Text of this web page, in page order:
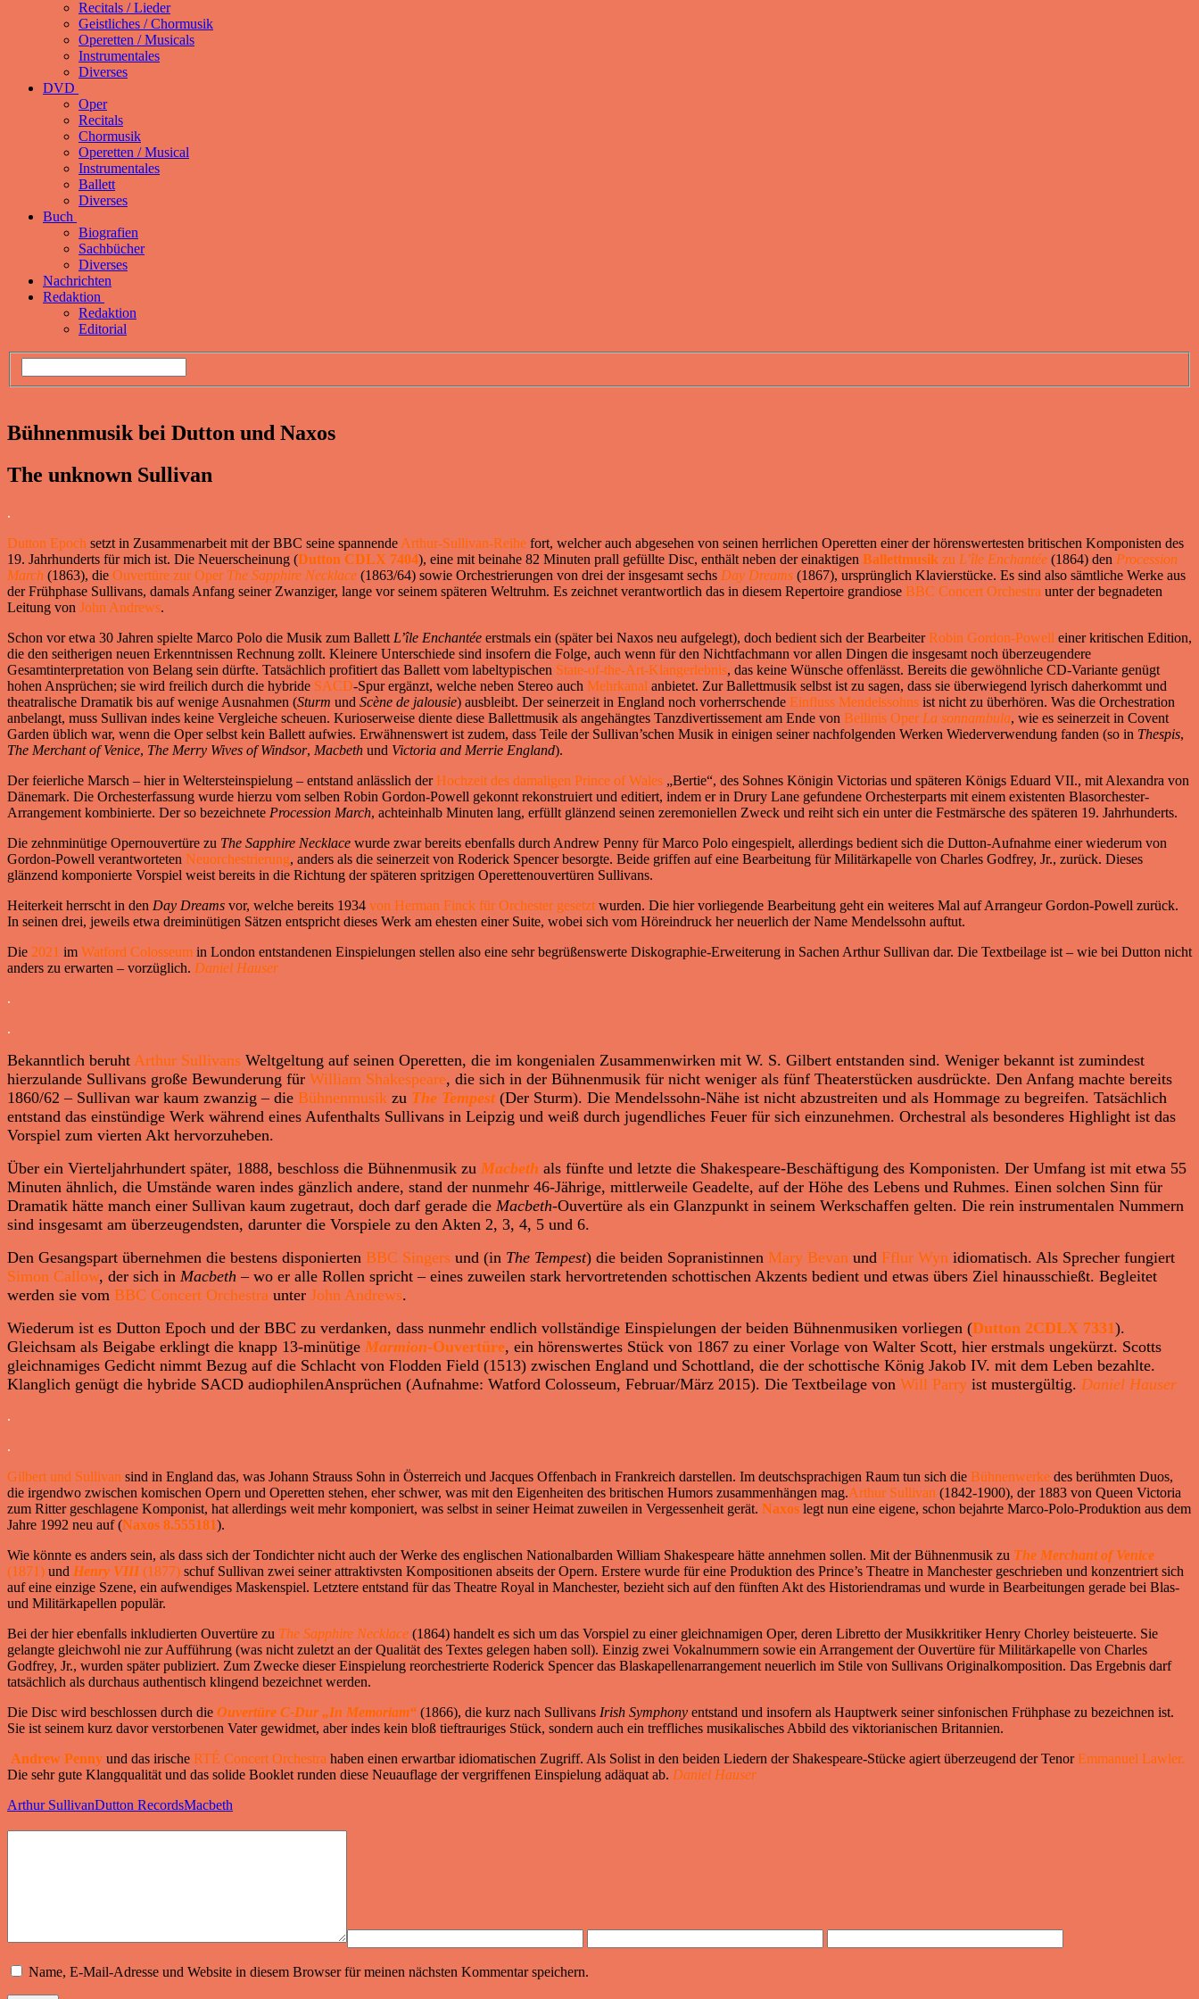
Recitals / Lieder
Geistliches / Chormusik
Operetten / Musicals
Instrumentales
Diverses
DVD
Oper
Recitals
Chormusik
Operetten / Musical
Instrumentales
Ballett
Diverses
Buch
Biografien
Sachbücher
Diverses
Nachrichten
Redaktion
Redaktion
Editorial
Bühnenmusik bei Dutton und Naxos
The unknown Sullivan
.
Dutton Epoch setzt in Zusammenarbeit mit der BBC seine spannende Arthur-Sullivan-Reihe fort, welcher auch abgesehen von seinen herrlichen Operetten einer der hörenswertesten britischen Komponisten des
19. Jahrhunderts für mich ist. Die Neuerscheinung (Dutton CDLX 7404), eine mit beinahe 82 Minuten prall gefüllte Disc, enthält neben der einaktigen Ballettmusik zu L’île Enchantée (1864) den Procession
March (1863), die Ouvertüre zur Oper The Sapphire Necklace (1863/64) sowie Orchestrierungen von drei der insgesamt sechs Day Dreams (1867), ursprünglich Klavierstücke. Es sind also sämtliche Werke aus
der Frühphase Sullivans, damals Anfang seiner Zwanziger, lange vor seinem späteren Weltruhm. Es zeichnet verantwortlich das in diesem Repertoire grandiose BBC Concert Orchestra unter der begnadeten
Leitung von John Andrews.
Schon vor etwa 30 Jahren spielte Marco Polo die Musik zum Ballett L’île Enchantée erstmals ein (später bei Naxos neu aufgelegt), doch bedient sich der Bearbeiter Robin Gordon-Powell einer kritischen Edition,
die den seitherigen neuen Erkenntnissen Rechnung zollt. Kleinere Unterschiede sind insofern die Folge, auch wenn für den Nichtfachmann vor allen Dingen die insgesamt noch überzeugendere
Gesamtinterpretation von Belang sein dürfte. Tatsächlich profitiert das Ballett vom labeltypischen State-of-the-Art-Klangerlebnis, das keine Wünsche offenlässt. Bereits die gewöhnliche CD-Variante genügt
hohen Ansprüchen; sie wird freilich durch die hybride SACD-Spur ergänzt, welche neben Stereo auch Mehrkanal anbietet. Zur Ballettmusik selbst ist zu sagen, dass sie überwiegend lyrisch daherkommt und
theatralische Dramatik bis auf wenige Ausnahmen (Sturm und Scène de jalousie) ausbleibt. Der seinerzeit in England noch vorherrschende Einfluss Mendelssohns ist nicht zu überhören. Was die Orchestration
anbelangt, muss Sullivan indes keine Vergleiche scheuen. Kurioserweise diente diese Ballettmusik als angehängtes Tanzdivertissement am Ende von Bellinis Oper La sonnambula, wie es seinerzeit in Covent
Garden üblich war, wenn die Oper selbst kein Ballett aufwies. Erwähnenswert ist zudem, dass Teile der Sullivan’schen Musik in einigen seiner nachfolgenden Werken Wiederverwendung fanden (so in Thespis,
The Merchant of Venice, The Merry Wives of Windsor, Macbeth und Victoria and Merrie England).
Der feierliche Marsch – hier in Weltersteinspielung – entstand anlässlich der Hochzeit des damaligen Prince of Wales „Bertie“, des Sohnes Königin Victorias und späteren Königs Eduard VII., mit Alexandra von
Dänemark. Die Orchesterfassung wurde hierzu vom selben Robin Gordon-Powell gekonnt rekonstruiert und editiert, indem er in Drury Lane gefundene Orchesterparts mit einem existenten Blasorchester-
Arrangement kombinierte. Der so bezeichnete Procession March, achteinhalb Minuten lang, erfüllt glänzend seinen zeremoniellen Zweck und reiht sich ein unter die Festmärsche des späteren 19. Jahrhunderts.
Die zehnminütige Opernouvertüre zu The Sapphire Necklace wurde zwar bereits ebenfalls durch Andrew Penny für Marco Polo eingespielt, allerdings bedient sich die Dutton-Aufnahme einer wiederum von
Gordon-Powell verantworteten Neuorchestrierung, anders als die seinerzeit von Roderick Spencer besorgte. Beide griffen auf eine Bearbeitung für Militärkapelle von Charles Godfrey, Jr., zurück. Dieses
glänzend komponierte Vorspiel weist bereits in die Richtung der späteren spritzigen Operettenouvertüren Sullivans.
Heiterkeit herrscht in den Day Dreams vor, welche bereits 1934 von Herman Finck für Orchester gesetzt wurden. Die hier vorliegende Bearbeitung geht ein weiteres Mal auf Arrangeur Gordon-Powell zurück.
In seinen drei, jeweils etwa dreiminütigen Sätzen entspricht dieses Werk am ehesten einer Suite, wobei sich vom Höreindruck her neuerlich der Name Mendelssohn auftut.
Die 2021 im Watford Colosseum in London entstandenen Einspielungen stellen also eine sehr begrüßenswerte Diskographie-Erweiterung in Sachen Arthur Sullivan dar. Die Textbeilage ist – wie bei Dutton nicht
anders zu erwarten – vorzüglich. Daniel Hauser
.
.
Bekanntlich beruht Arthur Sullivans Weltgeltung auf seinen Operetten, die im kongenialen Zusammenwirken mit W. S. Gilbert entstanden sind. Weniger bekannt ist zumindest
hierzulande Sullivans große Bewunderung für William Shakespeare, die sich in der Bühnenmusik für nicht weniger als fünf Theaterstücken ausdrückte. Den Anfang machte bereits
1860/62 – Sullivan war kaum zwanzig – die Bühnenmusik zu The Tempest(Der Sturm). Die Mendelssohn-Nähe ist nicht abzustreiten und als Hommage zu begreifen. Tatsächlich
entstand das einstündige Werk während eines Aufenthalts Sullivans in Leipzig und weiß durch jugendliches Feuer für sich einzunehmen. Orchestral als besonderes Highlight ist das
Vorspiel zum vierten Akt hervorzuheben.
Über ein Vierteljahrhundert später, 1888, beschloss die Bühnenmusik zu Macbeth als fünfte und letzte die Shakespeare-Beschäftigung des Komponisten. Der Umfang ist mit etwa 55
Minuten ähnlich, die Umstände waren indes gänzlich andere, stand der nunmehr 46-Jährige, mittlerweile Geadelte, auf der Höhe des Lebens und Ruhmes. Einen solchen Sinn für
Dramatik hätte manch einer Sullivan kaum zugetraut, doch darf gerade die Macbeth-Ouvertüre als ein Glanzpunkt in seinem Werkschaffen gelten. Die rein instrumentalen Nummern
sind insgesamt am überzeugendsten, darunter die Vorspiele zu den Akten 2, 3, 4, 5 und 6.
Den Gesangspart übernehmen die bestens disponierten BBC Singers und (in The Tempest) die beiden Sopranistinnen Mary Bevan und Fflur Wyn idiomatisch. Als Sprecher fungiert
Simon Callow, der sich in Macbeth – wo er alle Rollen spricht – eines zuweilen stark hervortretenden schottischen Akzents bedient und etwas übers Ziel hinausschießt. Begleitet
werden sie vom BBC Concert Orchestra unter John Andrews.
Wiederum ist es Dutton Epoch und der BBC zu verdanken, dass nunmehr endlich vollständige Einspielungen der beiden Bühnenmusiken vorliegen (Dutton 2CDLX 7331).
Gleichsam als Beigabe erklingt die knapp 13-minütige Marmion-Ouvertüre, ein hörenswertes Stück von 1867 zu einer Vorlage von Walter Scott, hier erstmals ungekürzt. Scotts
gleichnamiges Gedicht nimmt Bezug auf die Schlacht von Flodden Field (1513) zwischen England und Schottland, die der schottische König Jakob IV. mit dem Leben bezahlte.
Klanglich genügt die hybride SACD audiophilenAnsprüchen (Aufnahme: Watford Colosseum, Februar/März 2015). Die Textbeilage von Will Parry ist mustergültig. Daniel Hauser
.
.
Gilbert und Sullivan sind in England das, was Johann Strauss Sohn in Österreich und Jacques Offenbach in Frankreich darstellen. Im deutschsprachigen Raum tun sich die Bühnenwerke des berühmten Duos,
die irgendwo zwischen komischen Opern und Operetten stehen, eher schwer, was mit den Eigenheiten des britischen Humors zusammenhängen mag.Arthur Sullivan (1842-1900), der 1883 von Queen Victoria
zum Ritter geschlagene Komponist, hat allerdings weit mehr komponiert, was selbst in seiner Heimat zuweilen in Vergessenheit gerät. Naxos legt nun eine eigene, schon bejahrte Marco-Polo-Produktion aus dem
Jahre 1992 neu auf (Naxos 8.555181).
Wie könnte es anders sein, als dass sich der Tondichter nicht auch der Werke des englischen Nationalbarden William Shakespeare hätte annehmen sollen. Mit der Bühnenmusik zu The Merchant of Venice
(1871) und Henry VIII(1877) schuf Sullivan zwei seiner attraktivsten Kompositionen abseits der Opern. Erstere wurde für eine Produktion des Prince’s Theatre in Manchester geschrieben und konzentriert sich
auf eine einzige Szene, ein aufwendiges Maskenspiel. Letztere entstand für das Theatre Royal in Manchester, bezieht sich auf den fünften Akt des Historiendramas und wurde in Bearbeitungen gerade bei Blas-
und Militärkapellen populär.
Bei der hier ebenfalls inkludierten Ouvertüre zu The Sapphire Necklace (1864) handelt es sich um das Vorspiel zu einer gleichnamigen Oper, deren Libretto der Musikkritiker Henry Chorley beisteuerte. Sie
gelangte gleichwohl nie zur Aufführung (was nicht zuletzt an der Qualität des Textes gelegen haben soll). Einzig zwei Vokalnummern sowie ein Arrangement der Ouvertüre für Militärkapelle von Charles
Godfrey, Jr., wurden später publiziert. Zum Zwecke dieser Einspielung reorchestrierte Roderick Spencer das Blaskapellenarrangement neuerlich im Stile von Sullivans Originalkomposition. Das Ergebnis darf
tatsächlich als durchaus authentisch klingend bezeichnet werden.
Die Disc wird beschlossen durch die Ouvertüre C-Dur „In Memoriam“ (1866), die kurz nach Sullivans Irish Symphony entstand und insofern als Hauptwerk seiner sinfonischen Frühphase zu bezeichnen ist.
Sie ist seinem kurz davor verstorbenen Vater gewidmet, aber indes kein bloß tieftrauriges Stück, sondern auch ein treffliches musikalisches Abbild des viktorianischen Britannien.
Andrew Penny und das irische RTÉ Concert Orchestra haben einen erwartbar idiomatischen Zugriff. Als Solist in den beiden Liedern der Shakespeare-Stücke agiert überzeugend der Tenor Emmanuel Lawler.
Die sehr gute Klangqualität und das solide Booklet runden diese Neuauflage der vergriffenen Einspielung adäquat ab. Daniel Hauser
Arthur SullivanDutton RecordsMacbeth
Name, E-Mail-Adresse und Website in diesem Browser für meinen nächsten Kommentar speichern.